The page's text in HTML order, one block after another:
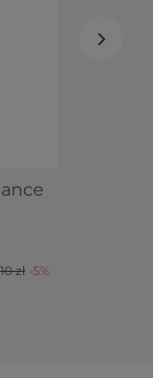
zł -5%
Cena